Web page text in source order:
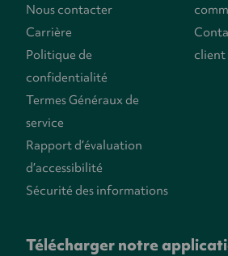
Nous contacter
Carrière
Politique de
confidentialité
Termes Généraux de
service
Rapport d’évaluation
d’accessibilité
Sécurité des informations
client
Télécharger notre